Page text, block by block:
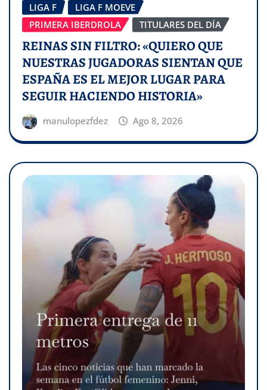
LIGA F
LIGA F MOEVE
PRIMERA IBERDROLA
TITULARES DEL DÍA
REINAS SIN FILTRO: «QUIERO QUE
NUESTRAS JUGADORAS SIENTAN QUE
ESPAÑA ES EL MEJOR LUGAR PARA
SEGUIR HACIENDO HISTORIA»
manulopezfdez Ago 8, 2026